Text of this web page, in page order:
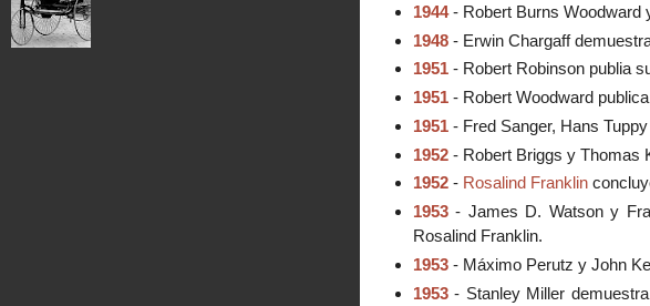
1944- Robert Burns Woodward
1948- Erwin Chargaff
1951- Robert Robinson publia
1951- Robert Woodward
1951- Fred Sanger, Hans
1952- Robert Briggs y Thomas
1952- Rosalind Franklin
1953- James D. Watson y
Rosalind Franklin.
1953- Máximo Perutz y John
1953- Stanley Miller